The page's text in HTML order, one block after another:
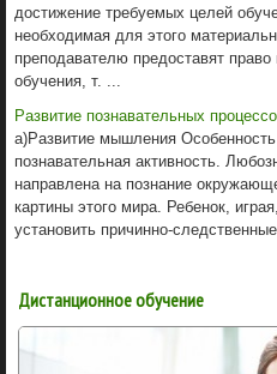
достижение требуемых целей
необходимая для этого
преподавателю предоставят
обучения, т. ...
Развитие познавательных
а)Развитие мышления
познавательная активность.
направлена на познание
картины этого мира. Ребенок,
установить причинно-
Дистанционное обучение